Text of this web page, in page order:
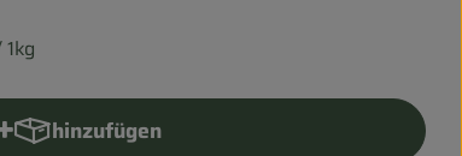
1kg
hinzufügen
Produkt zum Warenkorb hinzufügen